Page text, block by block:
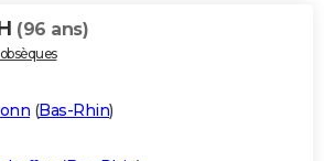
(96 ans)
(Bas-Rhin)